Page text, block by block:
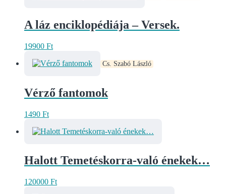
A láz enciklopédiája – Versek.
19900 Ft
Cs. Szabó László
Vérző fantomok
1490 Ft
Halott Temetéskorra-való énekek…
120000 Ft